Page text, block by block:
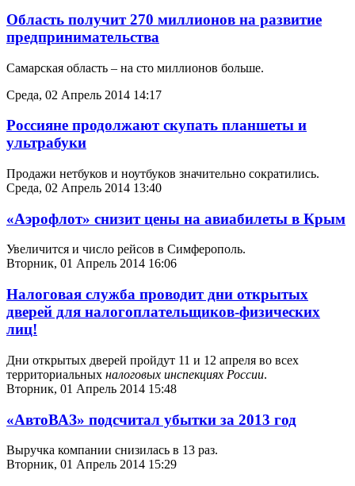
Область получит 270 миллионов на развитие
предпринимательства
Самарская область – на сто миллионов больше.
Среда, 02 Апрель 2014 14:17
Россияне продолжают скупать планшеты и
ультрабуки
Продажи нетбуков и ноутбуков значительно сократились.
Среда, 02 Апрель 2014 13:40
«Аэрофлот» снизит цены на авиабилеты в Крым
Увеличится и число рейсов в Симферополь.
Вторник, 01 Апрель 2014 16:06
Налоговая служба проводит дни открытых
дверей для налогоплательщиков-физических
лиц!
Дни открытых дверей пройдут 11 и 12 апреля во всех
территориальных налоговых инспекциях России.
Вторник, 01 Апрель 2014 15:48
«АвтоВАЗ» подсчитал убытки за 2013 год
Выручка компании снизилась в 13 раз.
Вторник, 01 Апрель 2014 15:29